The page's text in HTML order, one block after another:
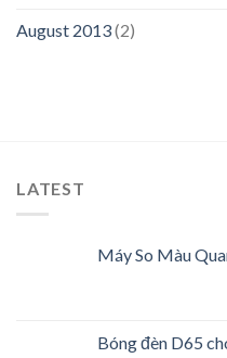
August 2013(2)
LATEST
Máy So Màu
Bóng đèn D65